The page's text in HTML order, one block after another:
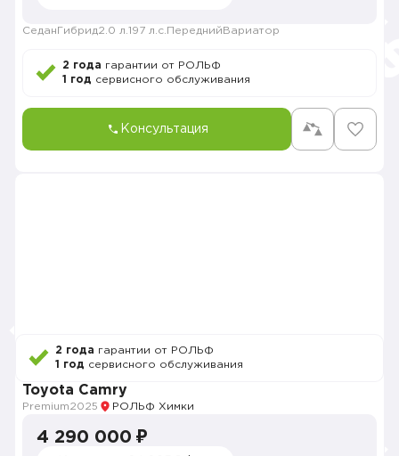
Седан Гибрид2.0 л. 197 л.с. Передний Вариатор
2 года гарантии от РОЛЬФ
1 год сервисного обслуживания
Консультация
2 года гарантии от РОЛЬФ
1 год сервисного обслуживания
Toyota Camry
Premium2025 РОЛЬФ Химки
4 290 000 ₽